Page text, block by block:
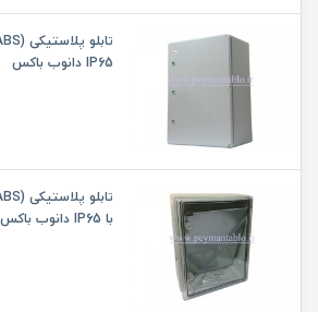
IP65 دانوب باکس
با IP65 دانوب باکس